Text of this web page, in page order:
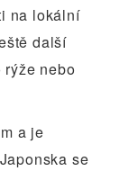
na lokální
další
nebo
a je
se